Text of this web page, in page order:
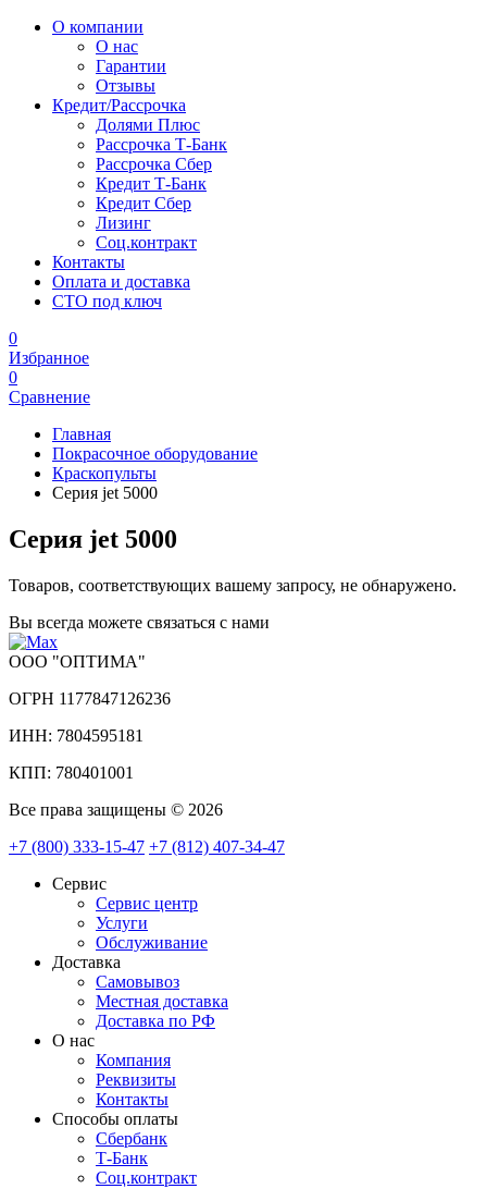
О компании
О нас
Гарантии
Отзывы
Кредит/Рассрочка
Долями Плюс
Рассрочка Т-Банк
Рассрочка Сбер
Кредит Т-Банк
Кредит Сбер
Лизинг
Соц.контракт
Контакты
Оплата и доставка
СТО под ключ
0
Избранное
0
Сравнение
Главная
Покрасочное оборудование
Краскопульты
Серия jet 5000
Серия jet 5000
Товаров, соответствующих вашему запросу, не обнаружено.
Вы всегда можете связаться с нами
ООО "ОПТИМА"
ОГРН 1177847126236
ИНН: 7804595181
КПП: 780401001
Все права защищены © 2026
+7 (800) 333-15-47 +7 (812) 407-34-47
Сервис
Сервис центр
Услуги
Обслуживание
Доставка
Самовывоз
Местная доставка
Доставка по РФ
О нас
Компания
Реквизиты
Контакты
Cпособы оплаты
Сбербанк
Т-Банк
Соц.контракт